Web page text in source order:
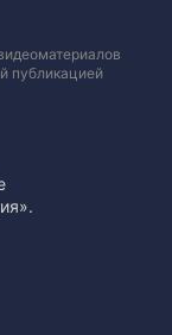
публикацией